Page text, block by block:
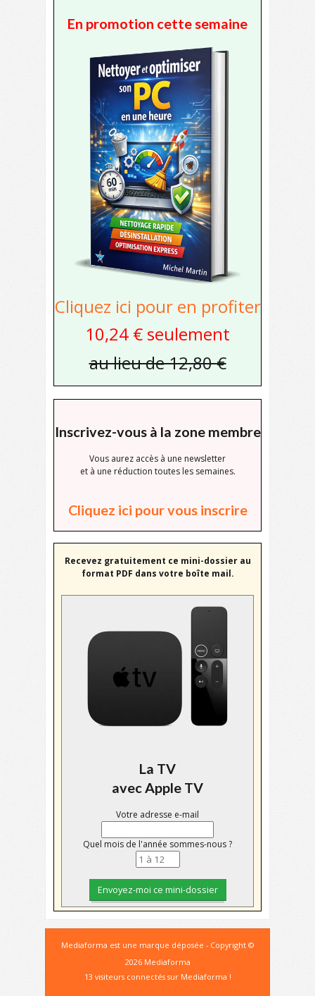
En promotion cette semaine
Cliquez ici pour en profiter
10,24 € seulement
au lieu de 12,80 €
Inscrivez-vous à la zone membre
Vous aurez accès à une newsletter
et à une réduction toutes les semaines.
Cliquez ici pour vous inscrire
Recevez gratuitement ce mini-dossier au
format PDF dans votre boîte mail.
La TV
avec Apple TV
Votre adresse e-mail
Quel mois de l'année sommes-nous ?
Mediaforma est une marque déposée - Copyright ©
2026 Mediaforma
13 visiteurs connectés sur Mediaforma !